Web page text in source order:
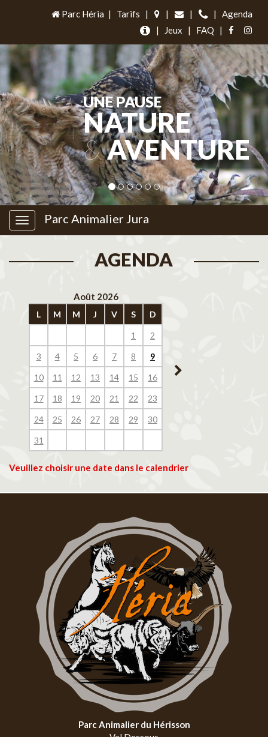
Parc Héria | Tarifs | | | |
Agenda
|
Jeux | FAQ |
UNE PAUSE
NATURE
&AVENTURE
Parc Animalier Jura
AGENDA
Août 2026
L M M J V S D
1 2
3 4 5 6 7 8 9
10 11 12 13 14 15 16
17 18 19 20 21 22 23
24 25 26 27 28 29 30
31
14
Veuillez choisir une date dans le calendrier
Parc Animalier du Hérisson